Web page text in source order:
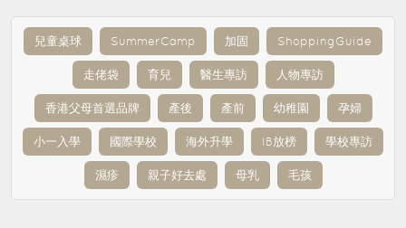
兒童桌球 SummerCamp 加固 ShoppingGuide
走佬袋 育兒 醫生專訪 人物專訪
香港父母首選品牌 產後 產前 幼稚園 孕婦
小一入學 國際學校 海外升學 IB放榜 學校專訪
濕疹 親子好去處 母乳 毛孩